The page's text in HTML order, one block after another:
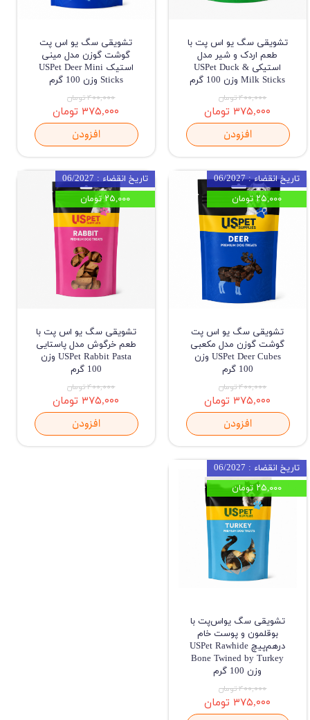
تشویقی سگ یو اس پت با
طعم اردک و شیر مدل
استیکی USPet Duck &
Milk Sticks وزن 100 گرم
۴۰۰,۰۰۰ تومان
۳۷۵,۰۰۰ تومان
افزودن
تشویقی سگ یو اس پت
گوشت گوزن مدل مینی
استیک USPet Deer Mini
Sticks وزن 100 گرم
۴۰۰,۰۰۰ تومان
۳۷۵,۰۰۰ تومان
افزودن
تشویقی سگ یو اس پت
گوشت گوزن مدل مکعبی
USPet Deer Cubes وزن
100 گرم
۴۰۰,۰۰۰ تومان
۳۷۵,۰۰۰ تومان
افزودن
تاریخ انقضاء : 06/2027
۲۵,۰۰۰ تومان
تشویقی سگ یو اس پت با
طعم خرگوش مدل پاستایی
USPet Rabbit Pasta وزن
100 گرم
۴۰۰,۰۰۰ تومان
۳۷۵,۰۰۰ تومان
افزودن
تاریخ انقضاء : 06/2027
۲۵,۰۰۰ تومان
تشویقی سگ یواس‌پت با
بوقلمون و پوست خام
درهم‌پیچ USPet Rawhide
Bone Twined by Turkey
وزن 100 گرم
۴۰۰,۰۰۰ تومان
۳۷۵,۰۰۰ تومان
تاریخ انقضاء : 06/2027
۲۵,۰۰۰ تومان